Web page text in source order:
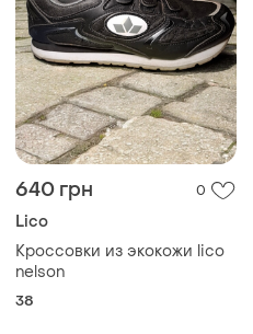
640 грн 0
Lico
Кроссовки из экокожи lico
nelson
38